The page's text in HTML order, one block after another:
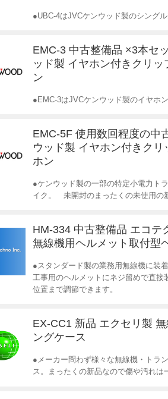
●UBC-4はJVCケンウッド製のシングル
EMC-3 中古整備品 ×3本セ
ッド製 イヤホン付きクリッ
ン
●EMC-3はJVCケンウッド製のイヤホ
EMC-5F 使用数回程度の中
ウッド製 イヤホン付きクリ
ホン
●ケンウッド製の一部の特定小電力ト
イク。 未開封のまったくの未使用の
HM-334 中古整備品 エコテ
無線機用ヘルメット取付型
●スタンダード製の業務用無線機に装
工事用のヘルメットにネジ留めで直
位置まで調節できます。
EX-CC1 新品 エクセリ製
ングケース
●メーカー問わず様々な無線機・トラ
ス。まったくの新品なので傷や汚れは